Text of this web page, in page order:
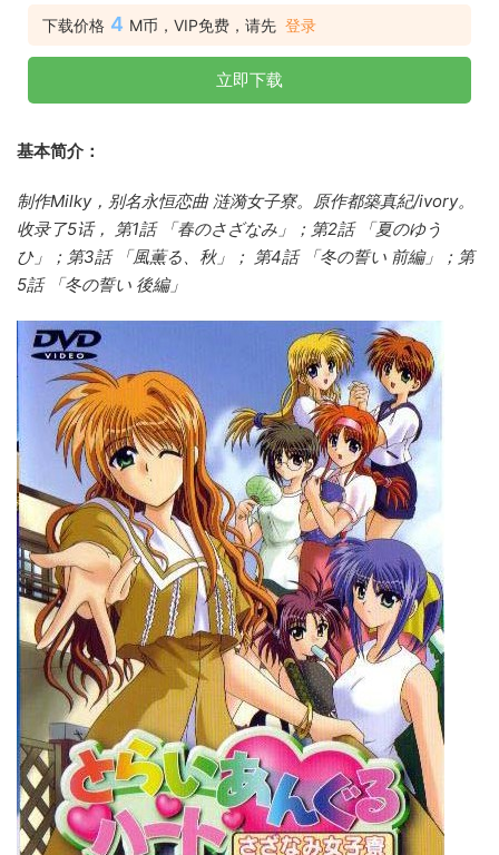
下载价格 4 M币，VIP免费，请先 登录
立即下载
基本简介：
制作Milky，别名永恒恋曲 涟漪女子寮。原作都築真紀/ivory。
收录了5话， 第1話 「春のさざなみ」；第2話 「夏のゆう
ひ」；第3話 「風薫る、秋」； 第4話 「冬の誓い 前編」；第
5話 「冬の誓い 後編」